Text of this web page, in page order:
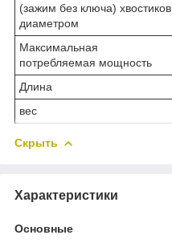
(зажим без ключа) хвостиков
диаметром
Максимальная
потребляемая мощность
Длина
вес
Скрыть
Характеристики
Основные